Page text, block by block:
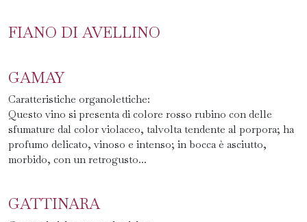
FIANO DI AVELLINO
GAMAY
Caratteristiche organolettiche:
Questo vino si presenta di colore rosso rubino con delle
sfumature dal color violaceo, talvolta tendente al porpora; ha
profumo delicato, vinoso e intenso; in bocca è asciutto,
morbido, con un retrogusto...
GATTINARA